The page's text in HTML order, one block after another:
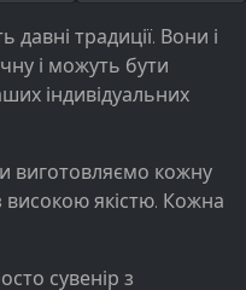
традиції. Вони і
і можуть бути
індивідуальних
виготовляємо кожну
високою якістю. Кожна
сувенір з